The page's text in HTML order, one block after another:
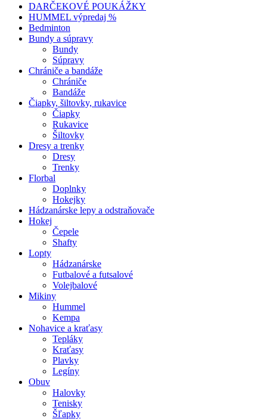
DARČEKOVÉ POUKÁŽKY
HUMMEL výpredaj %
Bedminton
Bundy a súpravy
Bundy
Súpravy
Chrániče a bandáže
Chrániče
Bandáže
Čiapky, šiltovky, rukavice
Čiapky
Rukavice
Šiltovky
Dresy a trenky
Dresy
Trenky
Florbal
Doplnky
Hokejky
Hádzanárske lepy a odstraňovače
Hokej
Čepele
Shafty
Lopty
Hádzanárske
Futbalové a futsalové
Volejbalové
Mikiny
Hummel
Kempa
Nohavice a kraťasy
Tepláky
Kraťasy
Plavky
Legíny
Obuv
Halovky
Tenisky
Šľapky